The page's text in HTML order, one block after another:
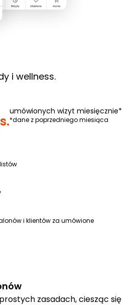
i wellness.
umówionych wizyt miesięcznie*
*dane z poprzedniego miesiąca
i klientów za umówione
zasadach, ciesząc się